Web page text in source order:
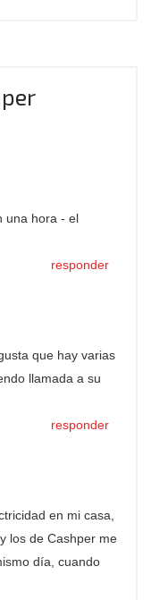
una hora - el
responder
que hay varias
llamada a su
responder
en mi casa,
los de Cashper me
día, cuando